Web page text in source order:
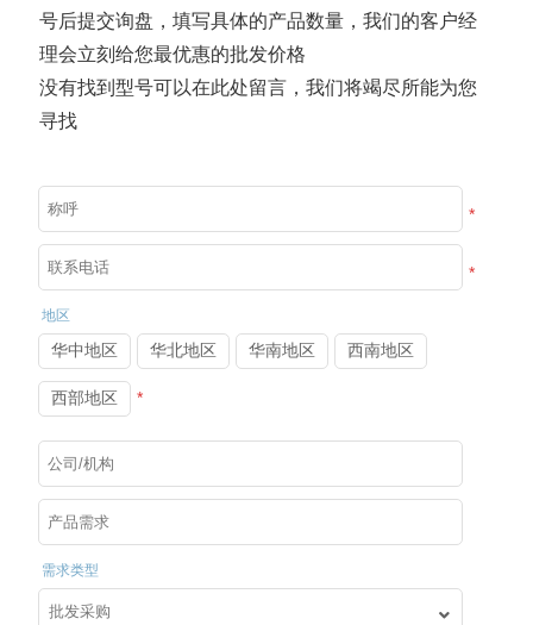
物质清单。这一决定验证了臭氧的有效性和安全性，允
许其在欧盟的各种应用中使用。作为电解臭氧水清洗、
臭氧水牙线等产品的工厂，我们很高兴了解到欧洲化学
品管理局清...
臭氧水：让秀发丰盈清爽的秘密
2024年12月22日
726
健康提供天然有效解决方案。
2024年12月30日
711
式，适用于食品加工、医疗卫生等领域，是理想的消毒
臭氧水冲牙器：牙周炎治疗的完美选择
炎、促愈合等卓越性能，深入清洁牙周袋，缓解牙龈炎
餐后科学使用，有效守护口腔健康，远离牙周炎困扰。
号后提交询盘，填写具体的产品数量，我们的客户经
理会立刻给您最优惠的批发价格
没有找到型号可以在此处留言，我们将竭尽所能为您
寻找
*
*
地区
华中地区 华北地区 华南地区 西南地区
西部地区 *
需求类型